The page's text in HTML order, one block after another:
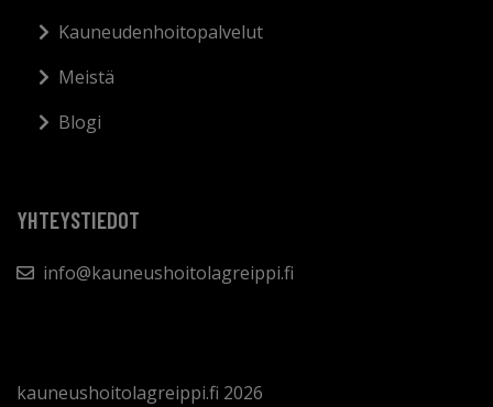
Kauneudenhoitopalvelut
Meistä
Blogi
YHTEYSTIEDOT
info@kauneushoitolagreippi.fi
kauneushoitolagreippi.fi 2026